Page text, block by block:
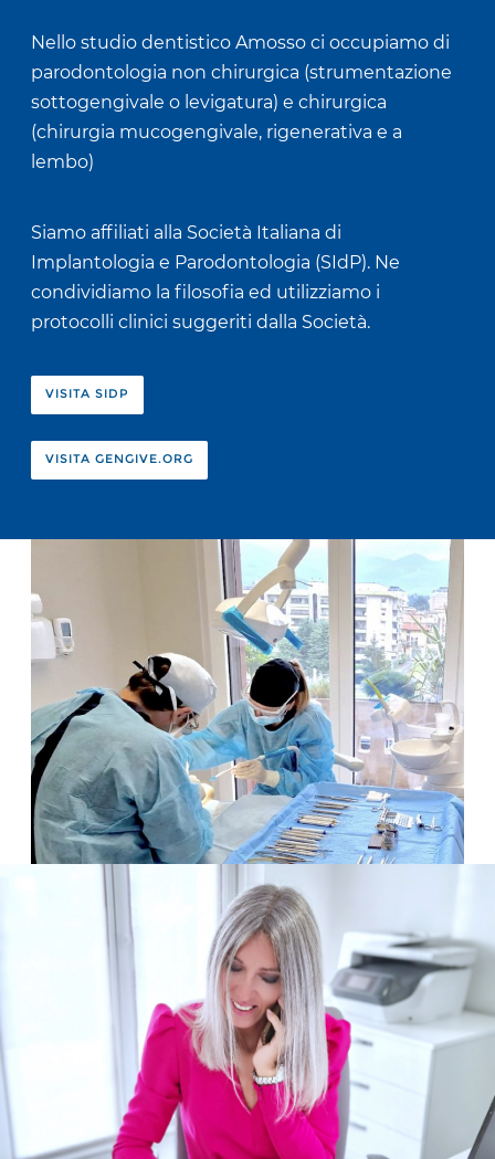
Nello studio dentistico Amosso ci occupiamo di
parodontologia non chirurgica (strumentazione
sottogengivale o levigatura) e chirurgica
(chirurgia mucogengivale, rigenerativa e a
lembo)
Siamo affiliati alla Società Italiana di
Implantologia e Parodontologia (SIdP). Ne
condividiamo la filosofia ed utilizziamo i
protocolli clinici suggeriti dalla Società.
VISITA SIDP
VISITA GENGIVE.ORG